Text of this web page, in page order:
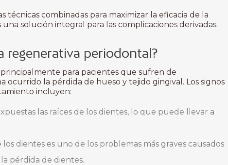
técnicas combinadas para maximizar la eficacia de la
solución integral para las complicaciones derivadas
regenerativa periodontal?
para pacientes que sufren de
ocurrido la pérdida de hueso y tejido gingival. Los signos
incluyen:
las raíces de los dientes, lo que puede llevar a
dientes es uno de los problemas más graves causados
pérdida de dientes.